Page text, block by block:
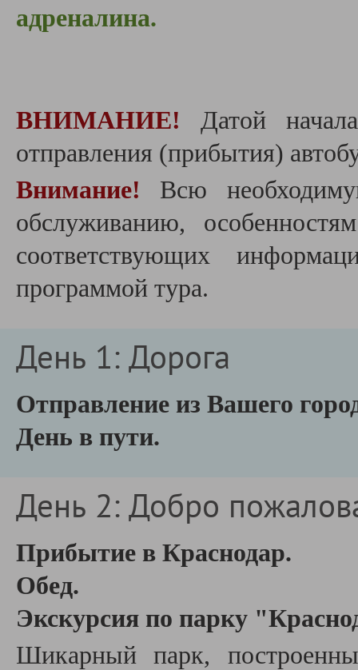
адреналина.
ВНИМАНИЕ!
Датой
отправления (прибытия)
Внимание!
Всю
обслуживанию,
соответствующих
программой тура.
День 1: Дорога
Отправление из Вашего
День в пути.
День 2: Добро
Прибытие в Краснодар.
Обед.
Экскурсия по парку
Шикарный парк,